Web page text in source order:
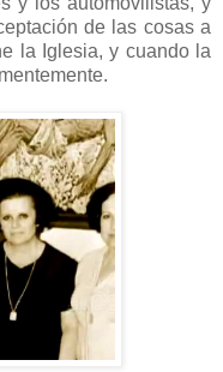
de las cosas a
la Iglesia, y cuando la